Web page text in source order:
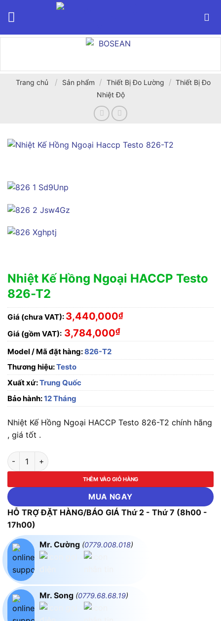
Trang chủ / Sản phẩm / Thiết Bị Đo Lường / Thiết Bị Đo
Nhiệt Độ
Nhiệt Kế Hồng Ngoại HACCP Testo
826-T2
Giá (chưa VAT): 3,440,000₫
Giá (gồm VAT): 3,784,000₫
Model / Mã đặt hàng:826-T2
Thương hiệu:Testo
Xuất xứ:Trung Quốc
Bảo hành:12 Tháng
Nhiệt Kế Hồng Ngoại HACCP Testo 826-T2 chính hãng
, giá tốt .
Nhiệt Kế Hồng Ngoại HACCP Testo 826-T2 số lượng
THÊM VÀO GIỎ HÀNG
MUA NGAY
HỖ TRỢ ĐẶT HÀNG/BÁO GIÁ Thứ 2 - Thứ 7 (8h00 -
17h00)
Mr. Cường (0779.008.018)
Mr. Song (0779.68.68.19)